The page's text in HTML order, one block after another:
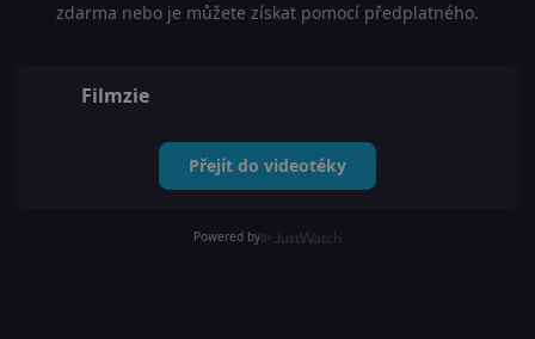
zdarma nebo je můžete získat pomocí předplatného.
Filmzie
Přejít do videotéky
Powered by